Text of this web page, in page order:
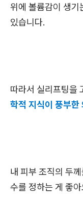
위에 볼륨감이 생기
있습니다.
따라서 실리프팅을
학적 지식이 풍부한
내 피부 조직의 두
수를 정하는 게 좋